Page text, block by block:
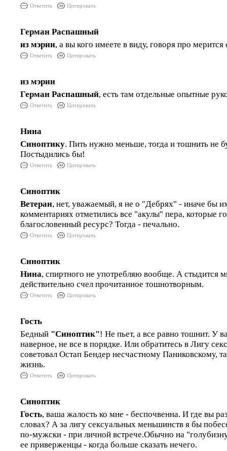
Ответить Цитировать
Герман Распашный
из мэрии, а вы кого имеете в виду, говоря про
Ответить Цитировать
из мэрии
Герман Распашный, есть там отдельные опытные
Ответить Цитировать
Нина
Синоптику. Пить нужно меньше, тогда и тошнить не
Постыдились бы!
Ответить Цитировать
Синоптик
Ветеран, нет, уважаемый, я не о "Дебрях" - иначе бы
комментариях отметились все "акулы" пера, которые
благословенный ресурс? Тогда - печально.
Ответить Цитировать
Синоптик
Нина, спиртного не употребляю вообще. А стыдится
действительно счел прочитанное тошнотворным.
Ответить Цитировать
Гость
Бедный "Синоптик"! Не пьет, а все равно тошнит. У
наверное, не все в порядке. Или обратитесь в Лигу
советовал Остап Бендер несчастному Паниковскому,
жизнь.
Ответить Цитировать
Синоптик
Гость, ваша жалость ко мне - беспочвенна. И где вы
словах? А за лигу сексуальных меньшинств я бы
по-мужски - при личной встрече.Обычно на
ее приверженцы - когда больше сказать нечего.